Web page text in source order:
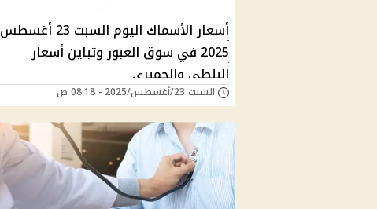
أسعار الأسماك اليوم السبت 23 أغسطس
2025 في سوق العبور وتباين أسعار
البلطي والجمبري
السبت 23/أغسطس/2025 - 08:18 ص